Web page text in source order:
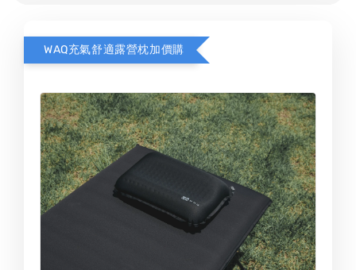
WAQ充氣舒適露營枕加價購